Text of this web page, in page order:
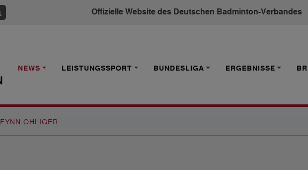
Offizielle Website des Deutschen Badminton-Verbandes
NEWS LEISTUNGSSPORT BUNDESLIGA ERGEBNISSE
FYNN OHLIGER